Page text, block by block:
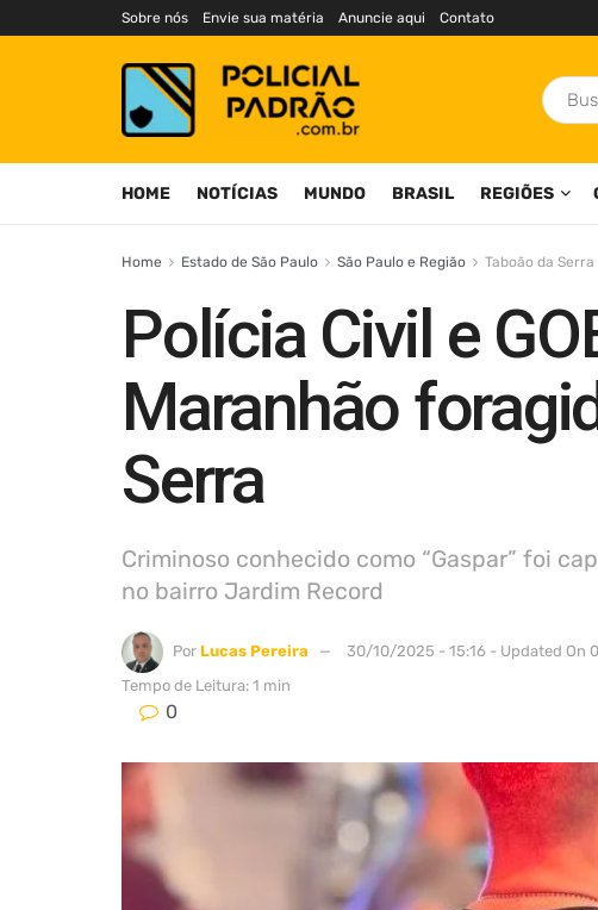
Sobre nós Envie sua matéria Anuncie aqui Contato
HOME NOTÍCIAS MUNDO BRASIL REGIÕES
Home Estado de São Paulo São Paulo e Região Taboão da Serra
Polícia Civil e
Maranhão
Serra
Criminoso conhecido como “Gaspar” foi
no bairro Jardim Record
Por Lucas Pereira 30/10/2025 - 15:16 - Updated On
Tempo de Leitura: 1 min
0